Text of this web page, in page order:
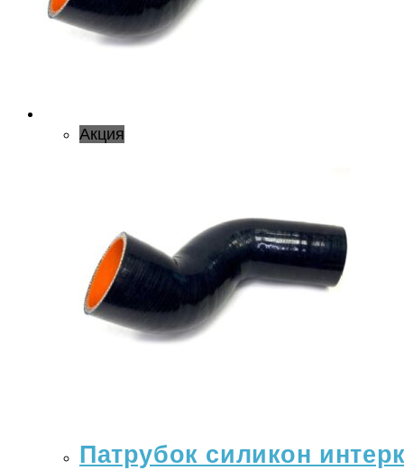
Акция
Патрубок силикон